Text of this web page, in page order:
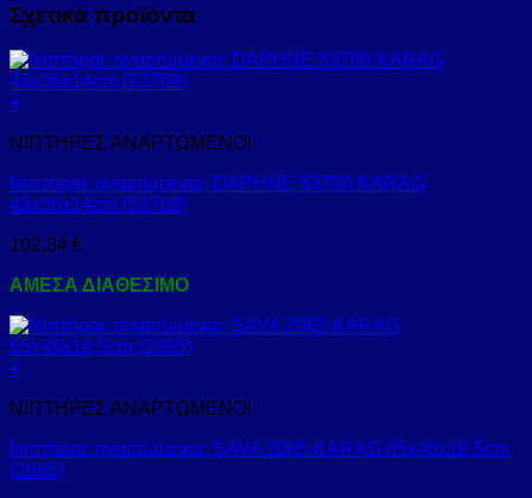
Σχετικά προϊόντα
+
ΝΙΠΤΗΡΕΣ ΑΝΑΡΤΩΜΕΝΟΙ
Νιπτήρας αναρτώμενος DAPHNE 53708 KARAG
43x36x14cm (53708)
102,34 €
ΑΜΕΣΑ ΔΙΑΘΕΣΙΜΟ
+
ΝΙΠΤΗΡΕΣ ΑΝΑΡΤΩΜΕΝΟΙ
Νιπτήρας αναρτώμενος SAVA 2065 KARAG 65x46x16,5cm
(2065)